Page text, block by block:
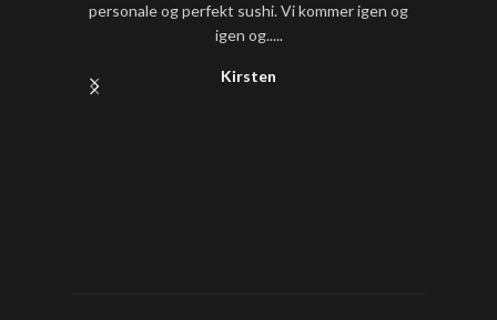
personale og perfekt sushi. Vi kommer igen og
igen og.....
Kirsten